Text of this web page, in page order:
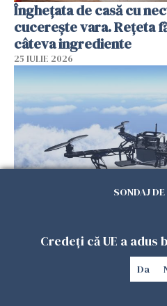
Înghețata de casă cu
cucerește vara. Rețeta
câteva ingrediente
25 IULIE 2026
Încă o dronă a fost
românesc după ce a
SONDAJ
Credeți că UE a adus
Da